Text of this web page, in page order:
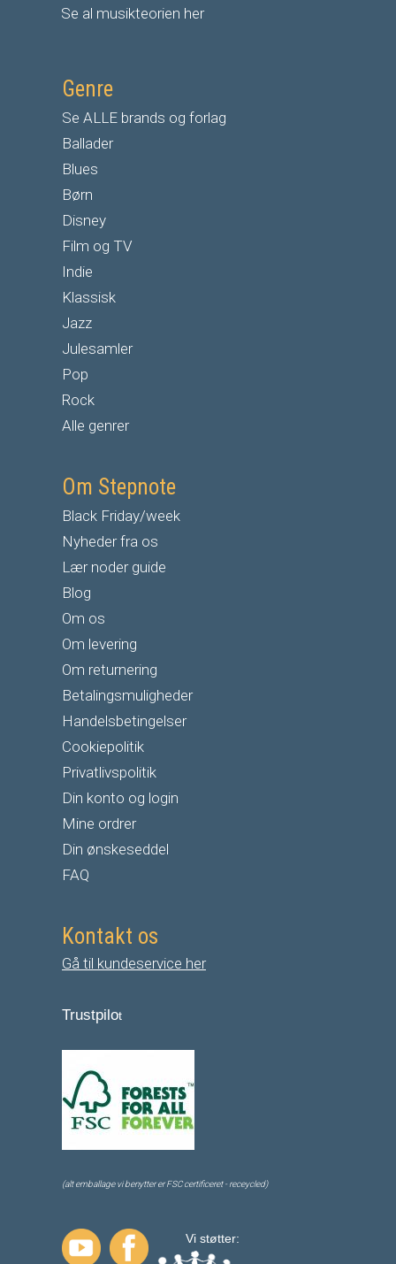
Se al musikteorien her
Genre
Se ALLE brands og forlag
Ballader
Blues
Børn
Disney
Film og TV
Indie
Klassisk
Jazz
Julesamler
Pop
Rock
Alle genrer
Om Stepnote
Black Friday/week
Nyheder fra os
Lær noder guide
Blog
Om os
Om levering
Om returnering
Betalingsmuligheder
Handelsbetingelser
Cookiepolitik
Privatlivspolitik
Din konto og login
Mine ordrer
Din ønskeseddel
FAQ
Kontakt os
Gå til kundeservice her
Trustpilot
(alt emballage vi benytter er FSC certificeret - receycled)
Vi støtter: